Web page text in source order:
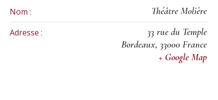
Nom : Théâtre Molière
Adresse :
33 rue du Temple
Bordeaux, 33000 France
+ Google Map